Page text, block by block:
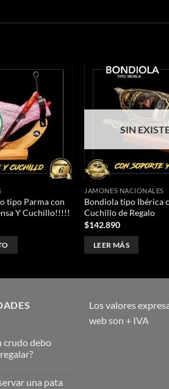
Añadir
a la
lista de
deseos
tipo Parma con
Y Cuchillo!!!!!
SIN
JAMONES NACIONALES
Bondiola tipo Ibérica
Cuchillo de Regalo
$142.890
LEER MÁS
crudo debo
una pata
Los valores
web son + IVA